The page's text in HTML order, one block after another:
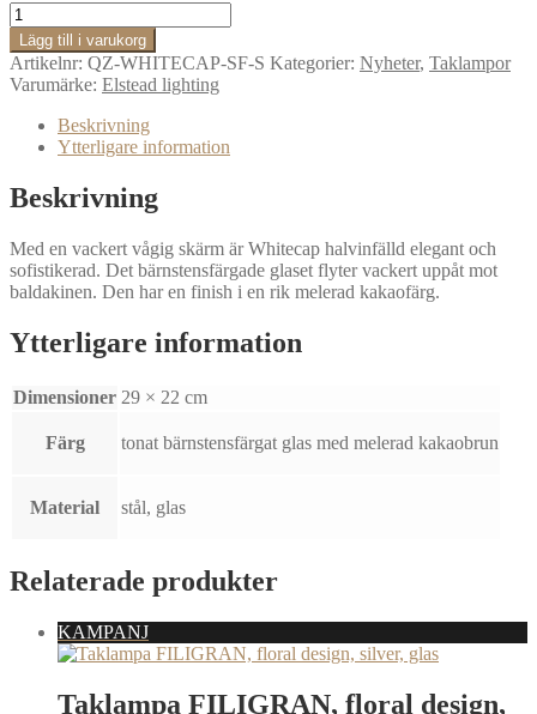
Taklampa
WHITECAP,
tonat
bärnstensfärgat
glas
med
melerad
kakaobrun
mängd
Lägg till i varukorg
Artikelnr: QZ-WHITECAP-SF-S Kategorier: Nyheter, Taklampor
Varumärke: Elstead lighting
Beskrivning
Ytterligare information
Beskrivning
Med en vackert vågig skärm är Whitecap halvinfälld elegant och
sofistikerad. Det bärnstensfärgade glaset flyter vackert uppåt mot
baldakinen. Den har en finish i en rik melerad kakaofärg.
Ytterligare information
Dimensioner 29 × 22 cm
Färg tonat bärnstensfärgat glas med melerad kakaobrun
Material stål, glas
Relaterade produkter
KAMPANJ
Taklampa FILIGRAN, floral design,